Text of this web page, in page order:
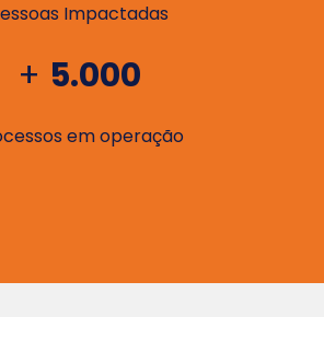
Impactadas
+ 5.000
em operação